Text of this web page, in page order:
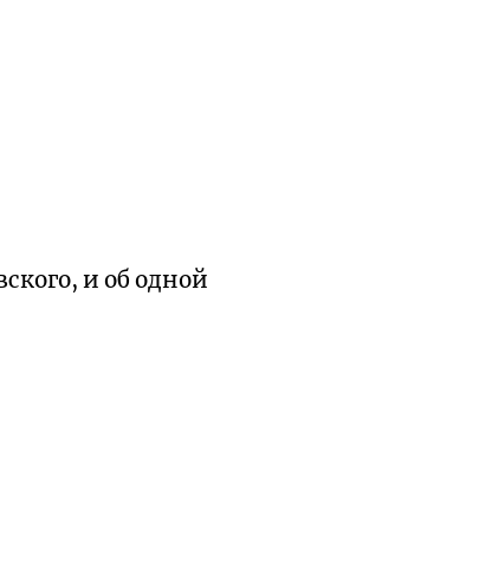
и об одной